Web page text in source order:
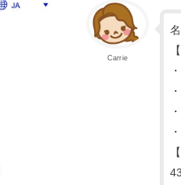
Carrie